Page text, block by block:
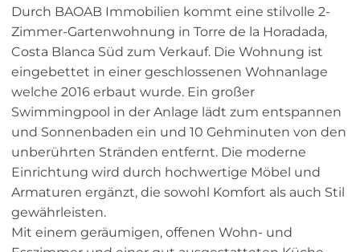
Durch BAOAB Immobilien kommt eine stilvolle 2-
Zimmer-Gartenwohnung in Torre de la Horadada,
Costa Blanca Süd zum Verkauf. Die Wohnung ist
eingebettet in einer geschlossenen Wohnanlage
welche 2016 erbaut wurde. Ein großer
Swimmingpool in der Anlage lädt zum entspannen
und Sonnenbaden ein und 10 Gehminuten von den
unberührten Stränden entfernt. Die moderne
Einrichtung wird durch hochwertige Möbel und
Armaturen ergänzt, die sowohl Komfort als auch Stil
gewährleisten.
Mit einem geräumigen, offenen Wohn- und